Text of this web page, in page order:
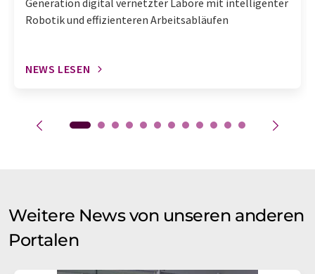
Generation digital vernetzter Labore mit intelligenter
Robotik und effizienteren Arbeitsabläufen
NEWS LESEN
Weitere News von unseren anderen
Portalen